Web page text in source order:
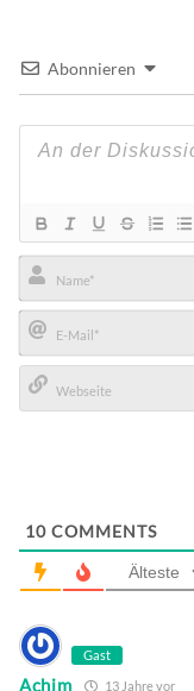
Abonnieren
Name*
E-
Mail*
10 COMMENTS
Älteste
Gast
Achim 13 Jahre vor